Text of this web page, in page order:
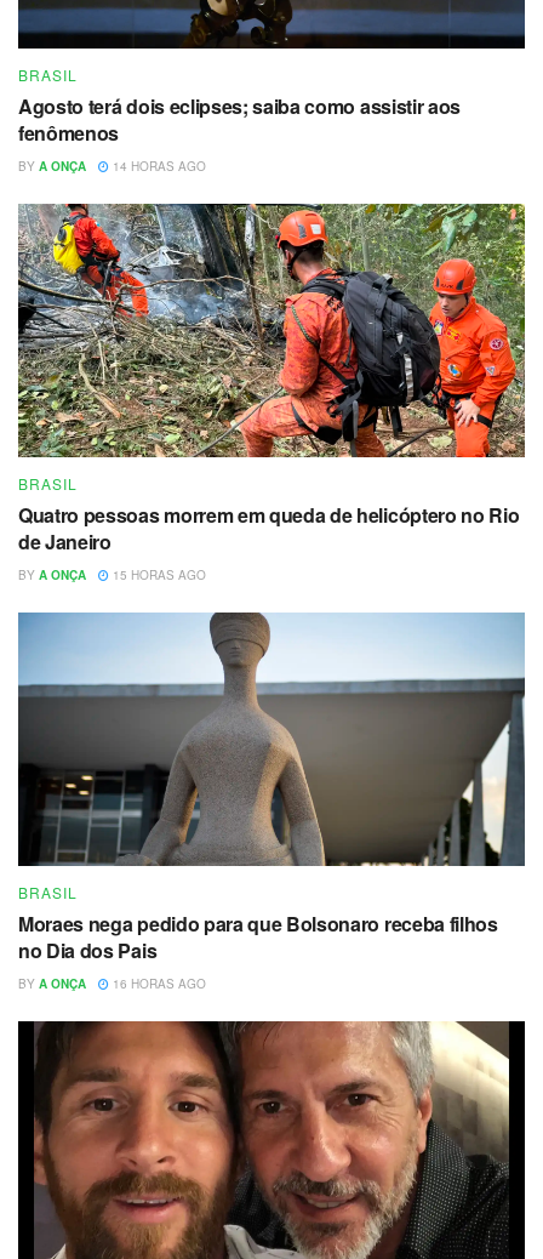
BRASIL
Agosto terá dois eclipses; saiba como assistir aos
fenômenos
BY A ONÇA 14 HORAS AGO
BRASIL
Quatro pessoas morrem em queda de helicóptero no Rio
de Janeiro
BY A ONÇA 15 HORAS AGO
BRASIL
Moraes nega pedido para que Bolsonaro receba filhos
no Dia dos Pais
BY A ONÇA 16 HORAS AGO